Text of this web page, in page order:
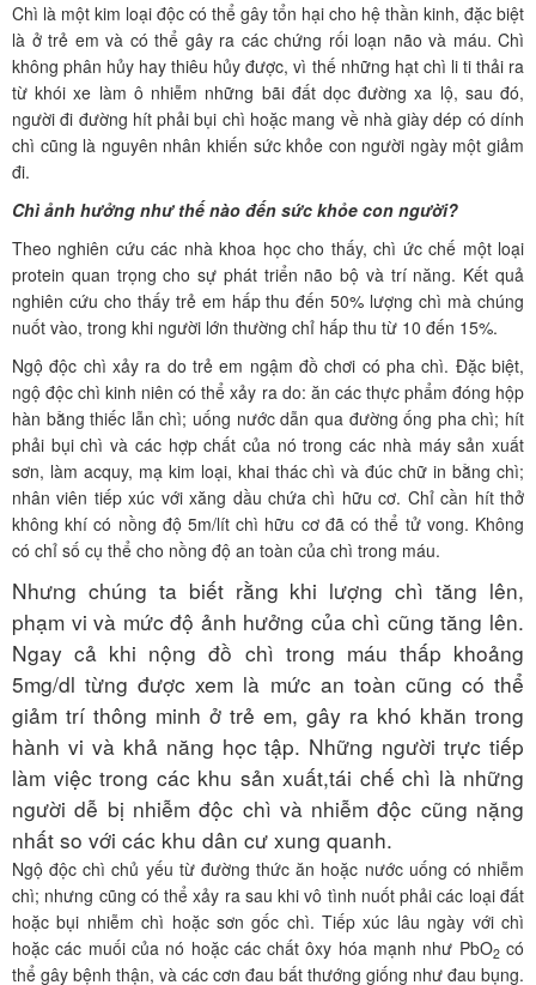
Chì là một kim loại độc có thể gây tổn hại cho hệ thần kinh, đặc biệt
là ở trẻ em và có thể gây ra các chứng rối loạn não và máu. Chì
không phân hủy hay thiêu hủy được, vì thế những hạt chì li ti thải ra
từ khói xe làm ô nhiễm những bãi đất dọc đường xa lộ, sau đó,
người đi đường hít phải bụi chì hoặc mang về nhà giày dép có dính
chì cũng là nguyên nhân khiến sức khỏe con người ngày một giảm
đi.
Chì ảnh hưởng như thế nào đến sức khỏe con người?
Theo nghiên cứu các nhà khoa học cho thấy, chì ức chế một loại
protein quan trọng cho sự phát triển não bộ và trí năng. Kết quả
nghiên cứu cho thấy trẻ em hấp thu đến 50% lượng chì mà chúng
nuốt vào, trong khi người lớn thường chỉ hấp thu từ 10 đến 15%.
Ngộ độc chì xảy ra do trẻ em ngậm đồ chơi có pha chì. Đặc biệt,
ngộ độc chì kinh niên có thể xảy ra do: ăn các thực phẩm đóng hộp
hàn bằng thiếc lẫn chì; uống nước dẫn qua đường ống pha chì; hít
phải bụi chì và các hợp chất của nó trong các nhà máy sản xuất
sơn, làm acquy, mạ kim loại, khai thác chì và đúc chữ in bằng chì;
nhân viên tiếp xúc với xăng dầu chứa chì hữu cơ. Chỉ cần hít thở
không khí có nồng độ 5m/lít chì hữu cơ đã có thể tử vong. Không
có chỉ số cụ thể cho nồng độ an toàn của chì trong máu.
Nhưng chúng ta biết rằng khi lượng chì tăng lên,
phạm vi và mức độ ảnh hưởng của chì cũng tăng lên.
Ngay cả khi nộng đồ chì trong máu thấp khoảng
5mg/dl từng được xem là mức an toàn cũng có thể
giảm trí thông minh ở trẻ em, gây ra khó khăn trong
hành vi và khả năng học tập. Những người trực tiếp
làm việc trong các khu sản xuất,tái chế chì là những
người dễ bị nhiễm độc chì và nhiễm độc cũng nặng
nhất so với các khu dân cư xung quanh.
Ngộ độc chì chủ yếu từ đường thức ăn hoặc nước uống có nhiễm
chì; nhưng cũng có thể xảy ra sau khi vô tình nuốt phải các loại đất
hoặc bụi nhiễm chì hoặc sơn gốc chì. Tiếp xúc lâu ngày với chì
hoặc các muối của nó hoặc các chất ôxy hóa mạnh như PbO2có
thể gây bệnh thận, và các cơn đau bất thướng giống như đau bụng.